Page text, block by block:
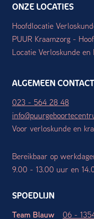
ONZE LOCATIES
Hoofdlocatie
PUUR Kraamzorg -
Locatie Verloskunde
ALGEMEEN CONTACT
023 - 564 28 48
Voor verloskunde en
Bereikbaar op
9.00 - 13.00 uur en
SPOEDLIJN
Team Blauw
06 -